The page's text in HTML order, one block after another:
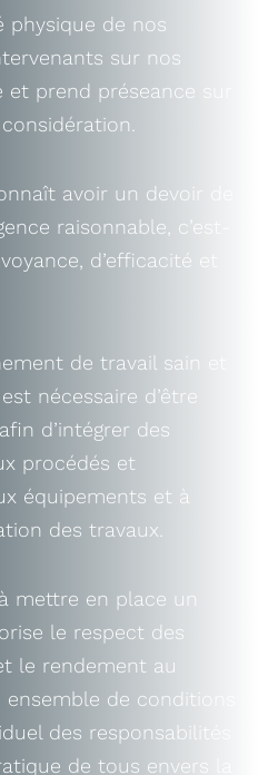
physique de nos
sur nos
prend préseance sur
avoir un devoir de
raisonnable, c’est-
d’efficacité et
de travail sain et
nécessaire d’être
d’intégrer des
procédés et
équipements et à
des travaux.
mettre en place un
le respect des
le rendement au
de conditions
des responsabilités
de tous envers la